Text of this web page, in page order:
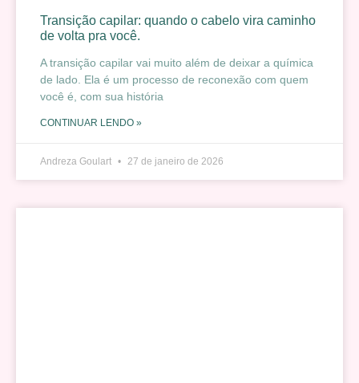
Transição capilar: quando o cabelo vira caminho
de volta pra você.
A transição capilar vai muito além de deixar a química
de lado. Ela é um processo de reconexão com quem
você é, com sua história
CONTINUAR LENDO »
Andreza Goulart 27 de janeiro de 2026